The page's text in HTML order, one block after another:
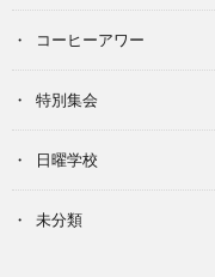
コーヒーアワー
特別集会
日曜学校
未分類